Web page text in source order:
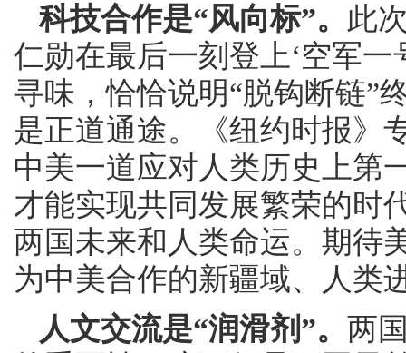
科技合作是“风向标”。 此
仁勋在最后一刻登上‘空军
寻味，恰恰说明“脱钩断链”
是正道通途。《纽约时报》
中美一道应对人类历史上第
才能实现共同发展繁荣的时
两国未来和人类命运。期待
为中美合作的新疆域、人类
人文交流是“润滑剂”。 两